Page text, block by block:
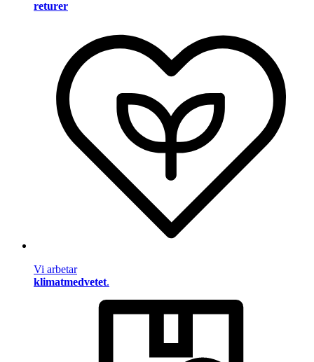
returer
Vi arbetar
klimatmedvetet.